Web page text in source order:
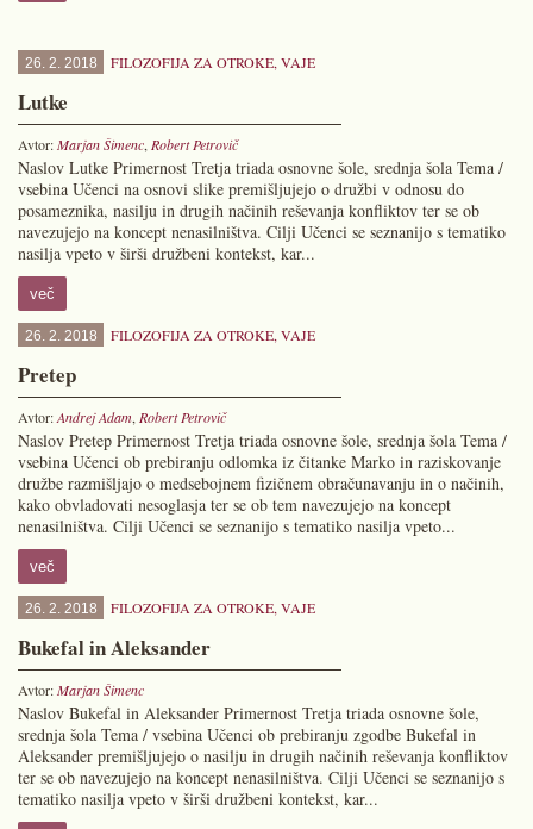
26. 2. 2018 FILOZOFIJA ZA OTROKE, VAJE
Lutke
Avtor:Marjan Šimenc, Robert Petrovič
Naslov Lutke Primernost Tretja triada osnovne šole, srednja šola Tema /
vsebina Učenci na osnovi slike premišljujejo o družbi v odnosu do
posameznika, nasilju in drugih načinih reševanja konfliktov ter se ob
navezujejo na koncept nenasilništva. Cilji Učenci se seznanijo s tematiko
nasilja vpeto v širši družbeni kontekst, kar...
več
26. 2. 2018 FILOZOFIJA ZA OTROKE, VAJE
Pretep
Avtor:Andrej Adam, Robert Petrovič
Naslov Pretep Primernost Tretja triada osnovne šole, srednja šola Tema /
vsebina Učenci ob prebiranju odlomka iz čitanke Marko in raziskovanje
družbe razmišljajo o medsebojnem fizičnem obračunavanju in o načinih,
kako obvladovati nesoglasja ter se ob tem navezujejo na koncept
nenasilništva. Cilji Učenci se seznanijo s tematiko nasilja vpeto...
več
26. 2. 2018 FILOZOFIJA ZA OTROKE, VAJE
Bukefal in Aleksander
Avtor:Marjan Šimenc
Naslov Bukefal in Aleksander Primernost Tretja triada osnovne šole,
srednja šola Tema / vsebina Učenci ob prebiranju zgodbe Bukefal in
Aleksander premišljujejo o nasilju in drugih načinih reševanja konfliktov
ter se ob navezujejo na koncept nenasilništva. Cilji Učenci se seznanijo s
tematiko nasilja vpeto v širši družbeni kontekst, kar...